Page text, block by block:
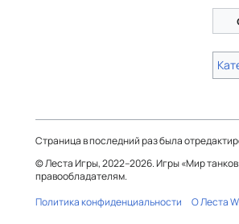
Страница в последний раз была
© Леста Игры, 2022–2026. Игры «Мир
правообладателям.
Политика конфиденциальности
О Леста